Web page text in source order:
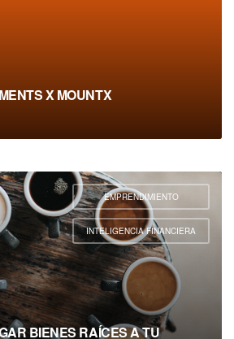
X MOUNTX
EMPRENDIMIENTO
,
INTELIGENCIA FINANCIERA
BIENES RAÍCES A TU